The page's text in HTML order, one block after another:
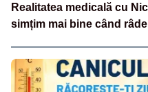
Realitatea medicală cu
simțim mai bine când